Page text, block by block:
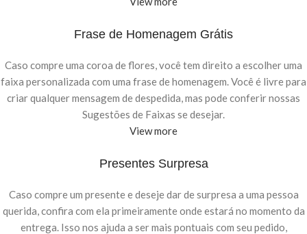
Frase de Homenagem Grátis
Caso compre uma coroa de flores, você tem direito a escolher uma
faixa personalizada com uma frase de homenagem. Você é livre para
criar qualquer mensagem de despedida, mas pode conferir nossas
Sugestões de Faixas se desejar.
View more
Presentes Surpresa
Caso compre um presente e deseje dar de surpresa a uma pessoa
querida, confira com ela primeiramente onde estará no momento da
entrega. Isso nos ajuda a ser mais pontuais com seu pedido,